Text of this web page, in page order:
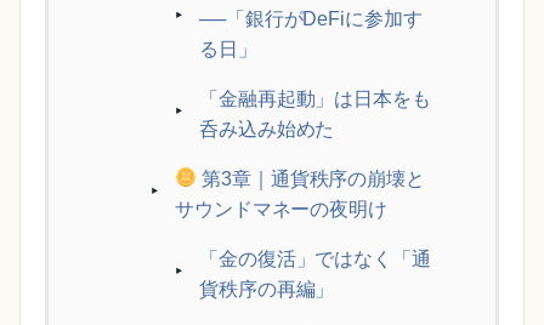
──「銀行がDeFiに参加す
る日」
「金融再起動」は日本をも
呑み込み始めた
第3章｜通貨秩序の崩壊と
サウンドマネーの夜明け
「金の復活」ではなく「通
貨秩序の再編」